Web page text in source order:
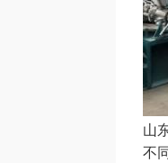
山
不